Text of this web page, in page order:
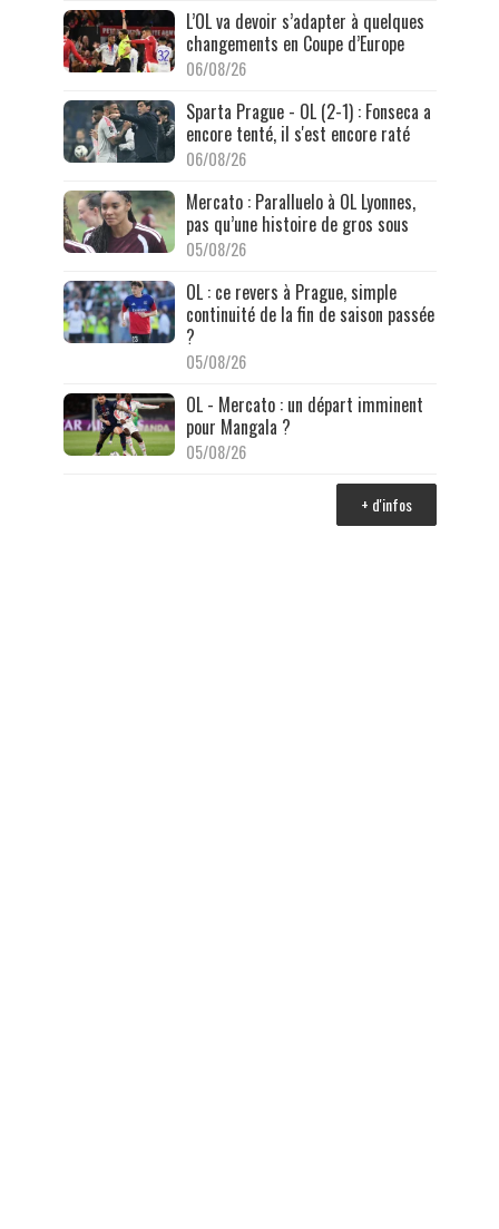
L’OL va devoir s’adapter à quelques
changements en Coupe d’Europe
06/08/26
Sparta Prague - OL (2-1) : Fonseca a
encore tenté, il s'est encore raté
06/08/26
Mercato : Paralluelo à OL Lyonnes,
pas qu’une histoire de gros sous
05/08/26
OL : ce revers à Prague, simple
continuité de la fin de saison passée
?
05/08/26
OL - Mercato : un départ imminent
pour Mangala ?
05/08/26
+ d'infos